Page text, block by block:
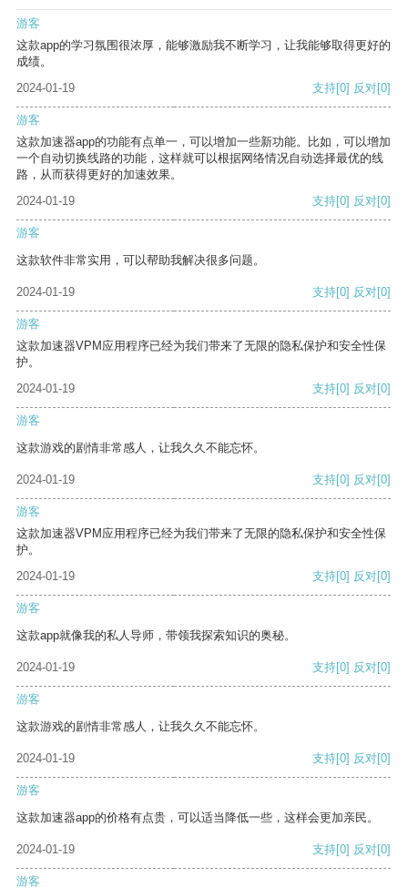
游客
这款app的学习氛围很浓厚，能够激励我不断学习，让我能够取得更好的
成绩。
2024-01-19
支持[0] 反对[0]
游客
这款加速器app的功能有点单一，可以增加一些新功能。比如，可以增加
一个自动切换线路的功能，这样就可以根据网络情况自动选择最优的线
路，从而获得更好的加速效果。
2024-01-19
支持[0] 反对[0]
游客
这款软件非常实用，可以帮助我解决很多问题。
2024-01-19 支持[0] 反对[0]
游客
这款加速器VPM应用程序已经为我们带来了无限的隐私保护和安全性保
护。
2024-01-19
支持[0] 反对[0]
游客
这款游戏的剧情非常感人，让我久久不能忘怀。
2024-01-19 支持[0] 反对[0]
游客
这款加速器VPM应用程序已经为我们带来了无限的隐私保护和安全性保
护。
2024-01-19
支持[0] 反对[0]
游客
这款app就像我的私人导师，带领我探索知识的奥秘。
2024-01-19 支持[0] 反对[0]
游客
这款游戏的剧情非常感人，让我久久不能忘怀。
2024-01-19 支持[0] 反对[0]
游客
这款加速器app的价格有点贵，可以适当降低一些，这样会更加亲民。
2024-01-19 支持[0] 反对[0]
游客